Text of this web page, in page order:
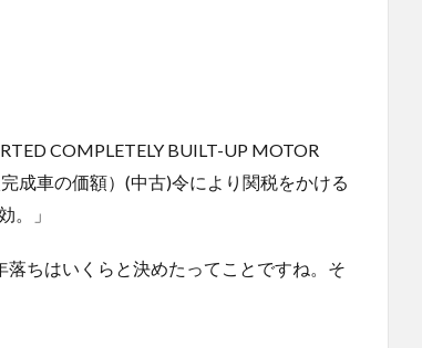
COMPLETELY BUILT-UP MOTOR
成車の価額）(中古)令により関税をかける
。」
ちはいくらと決めたってことですね。そ